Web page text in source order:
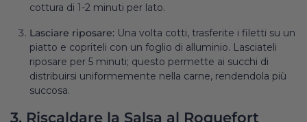
cottura di 1-2 minuti per lato.
Lasciare riposare: Una volta cotti, trasferite i filetti su un
piatto e copriteli con un foglio di alluminio. Lasciateli
riposare per 5 minuti; questo permette ai succhi di
distribuirsi uniformemente nella carne, rendendola più
succosa.
3. Riscaldare la Salsa al Roquefort